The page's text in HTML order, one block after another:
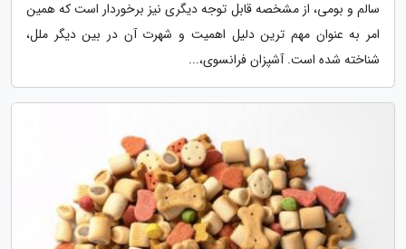
سالم و بومی، از مشخصه قابل توجه دیگری نیز برخوردار است که همین
امر به عنوان مهم ترین دلیل اهمیت و شهرت آن در بین دیگر ملل،
شناخته شده است. آشپزان فرانسوی،...